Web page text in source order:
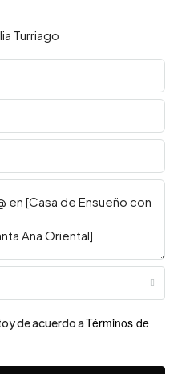
Turriago
de acuerdo aTérminos de